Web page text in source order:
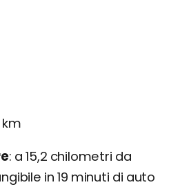
km
a 15,2 chilometri da
in 19 minuti di auto